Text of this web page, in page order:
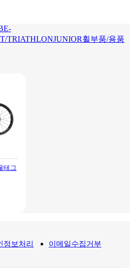
E-
TRIATHLONJUNIOR휠부품/용품
테그
정보처리 이메일수집거부